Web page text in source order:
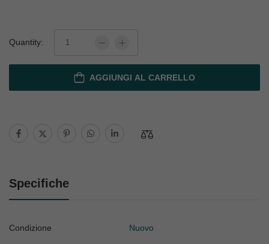
Quantity:
AGGIUNGI AL CARRELLO
Specifiche
Condizione Nuovo